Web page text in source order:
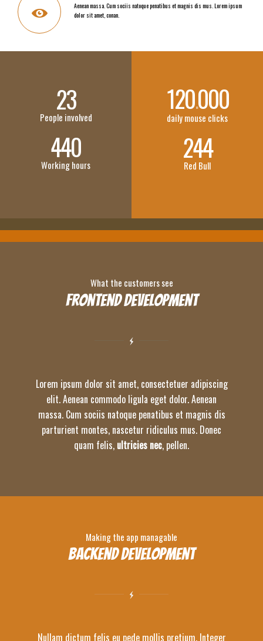
Aenean massa. Cum sociis natoque penatibus et magnis dis mus. Lorem ipsum
dolor sit amet, conan.
23
People involved
440
Working hours
120.000
daily mouse clicks
244
Red Bull
What the customers see
Frontend Development
Lorem ipsum dolor sit amet, consectetuer adipiscing
elit. Aenean commodo ligula eget dolor. Aenean
massa. Cum sociis natoque penatibus et magnis dis
parturient montes, nascetur ridiculus mus. Donec
quam felis, ultricies nec, pellen.
Making the app managable
Backend Development
Nullam dictum felis eu pede mollis pretium. Integer